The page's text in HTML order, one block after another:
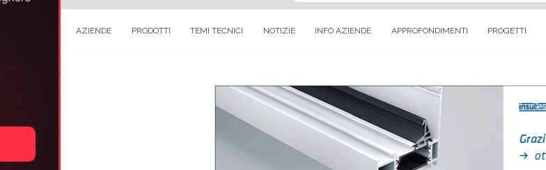
AZIENDE PRODOTTI TEMI TECNICI NOTIZIE INFO AZIENDE APPROFONDIMENTI PROGETTI